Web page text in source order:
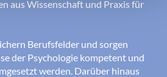
aus Wissenschaft und Praxis für
Berufsfelder und sorgen
der Psychologie kompetent und
werden. Darüber hinaus